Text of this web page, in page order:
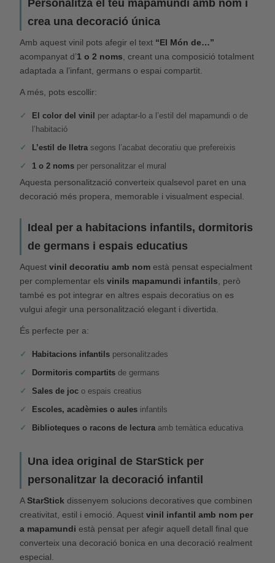
Personalitza el teu mapamundi amb nom i
crea una decoració única
Amb aquest vinil pots afegir el text “El Món de…”
acompanyat d’1 o 2 noms, creant una composició totalment
adaptada a l’infant, germans o espai compartit.
A més, pots escollir:
El color del vinil
per adaptar-lo a l’estil del mapamundi o de
l’habitació
L’estil de lletra segons l’acabat decoratiu que prefereixis
1 o 2 noms per personalitzar el mural
Aquesta personalització converteix qualsevol paret en una
decoració més propera, memorable i visualment especial.
Ideal per a habitacions infantils, dormitoris
de germans i espais educatius
Aquestvinil decoratiu amb nom està pensat especialment
per complementar elsvinils mapamundi infantils, però
també es pot integrar en altres espais decoratius on es
vulgui afegir una personalització elegant i divertida.
És perfecte per a:
Habitacions infantils personalitzades
Dormitoris compartits de germans
Sales de joc o espais creatius
Escoles, acadèmies o aules infantils
Biblioteques o racons de lectura amb temàtica educativa
Una idea original de StarStick per
personalitzar la decoració infantil
AStarStick dissenyem solucions decoratives que combinen
creativitat, estil i emoció. Aquestvinil infantil amb nom per
a mapamundi està pensat per afegir aquell detall final que
converteix una decoració bonica en una decoració realment
especial.